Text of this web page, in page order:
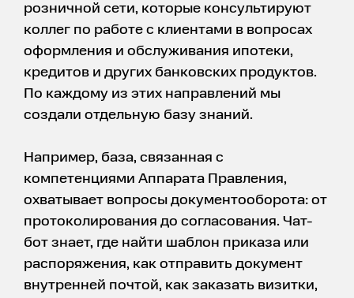
розничной сети, которые консультируют
коллег по работе с клиентами в вопросах
оформления и обслуживания ипотеки,
кредитов и других банковских продуктов.
По каждому из этих направлений мы
создали отдельную базу знаний.
Например, база, связанная с
компетенциями Аппарата Правления,
охватывает вопросы документооборота: от
протоколирования до согласования. Чат-
бот знает, где найти шаблон приказа или
распоряжения, как отправить документ
внутренней почтой, как заказать визитки,